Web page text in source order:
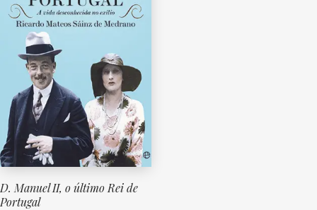
D. Manuel II, o último Rei de
Portugal